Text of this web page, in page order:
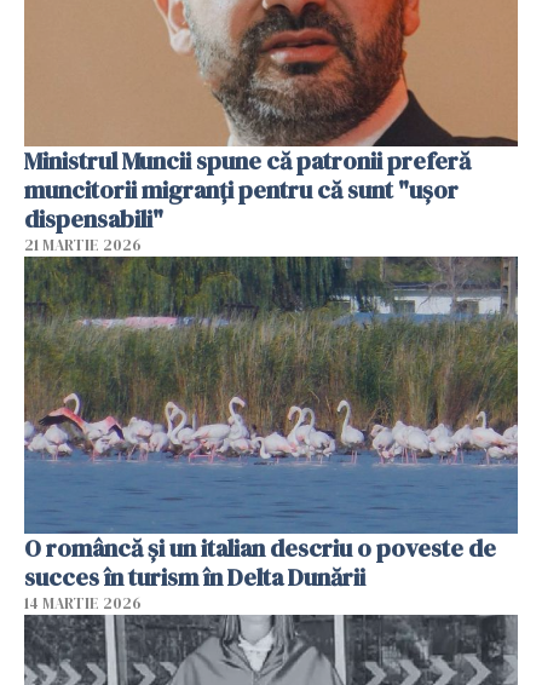
Ministrul Muncii spune că patronii preferă
muncitorii migranți pentru că sunt "uşor
dispensabili"
21 MARTIE 2026
O româncă și un italian descriu o poveste de
succes în turism în Delta Dunării
14 MARTIE 2026